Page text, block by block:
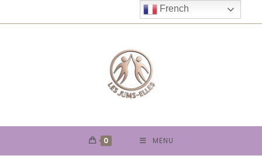
to
0 MENU
French